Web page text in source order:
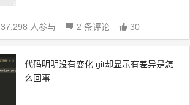
37,298 人参与 2 条评论 30
代码明明没有变化 git却显示有差异是怎
么回事